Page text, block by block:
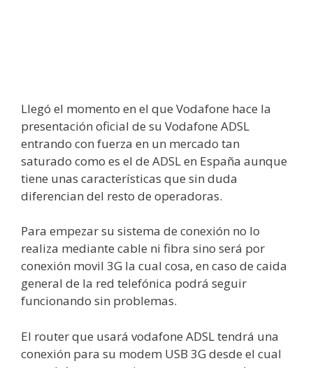
Llegó el momento en el que Vodafone hace la
presentación oficial de su Vodafone ADSL
entrando con fuerza en un mercado tan
saturado como es el de ADSL en España aunque
tiene unas características que sin duda
diferencian del resto de operadoras.
Para empezar su sistema de conexión no lo
realiza mediante cable ni fibra sino será por
conexión movil 3G la cual cosa, en caso de caida
general de la red telefónica podrá seguir
funcionando sin problemas.
El router que usará vodafone ADSL tendrá una
conexión para su modem USB 3G desde el cual